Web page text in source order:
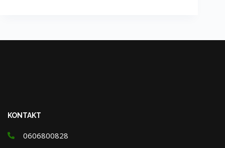
KONTAKT
0606800828